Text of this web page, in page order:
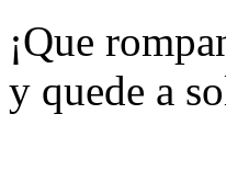
¡Que
y quede a